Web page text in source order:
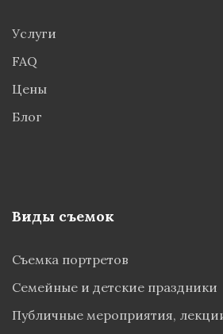
Услуги
FAQ
Цены
Блог
Виды съемок
Съемка портретов
Семейные и детские праздники
Публичные мероприятия,